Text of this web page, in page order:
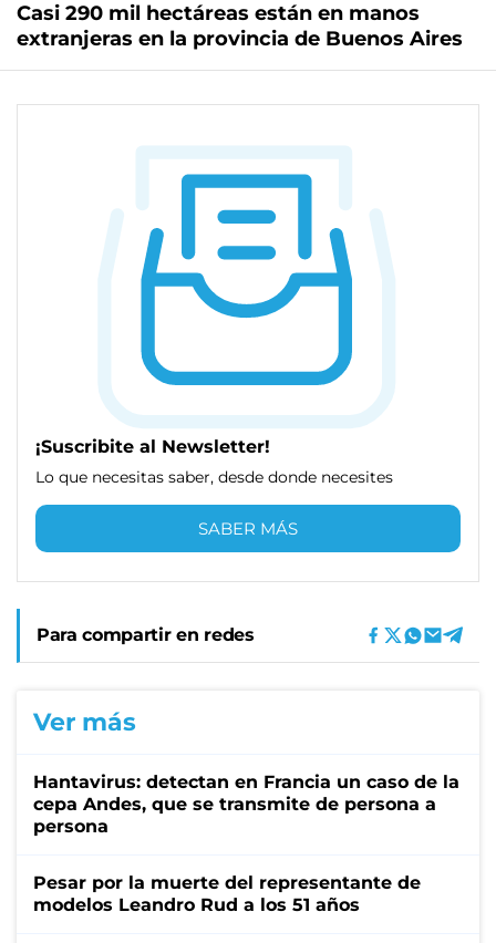
Casi 290 mil hectáreas están en manos
extranjeras en la provincia de Buenos Aires
¡Suscribite al Newsletter!
Lo que necesitas saber, desde donde necesites
SABER MÁS
Para compartir en redes
Ver más
Hantavirus: detectan en Francia un caso de la
cepa Andes, que se transmite de persona a
persona
Pesar por la muerte del representante de
modelos Leandro Rud a los 51 años